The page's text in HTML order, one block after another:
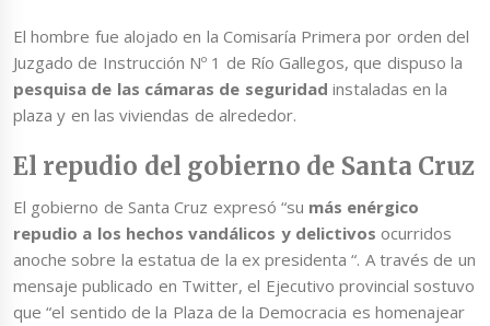
El hombre fue alojado en la Comisaría Primera por orden del
Juzgado de Instrucción Nº 1 de Río Gallegos, que dispuso la
pesquisa de las cámaras de seguridad instaladas en la
plaza y en las viviendas de alrededor.
El repudio del gobierno de Santa Cruz
El gobierno de Santa Cruz expresó “su más enérgico
repudio a los hechos vandálicos y delictivos ocurridos
anoche sobre la estatua de la ex presidenta “. A través de un
mensaje publicado en Twitter, el Ejecutivo provincial sostuvo
que “el sentido de la Plaza de la Democracia es homenajear